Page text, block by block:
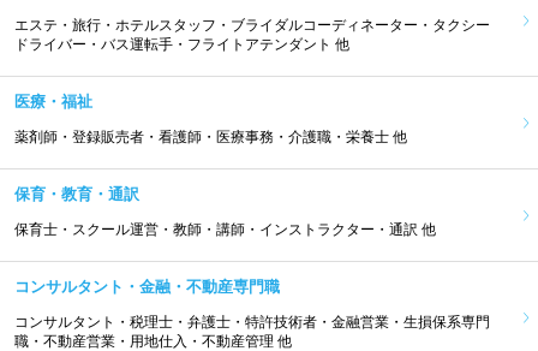
エステ・旅行・ホテルスタッフ・ブライダルコーディネーター・タクシー
ドライバー・バス運転手・フライトアテンダント 他
医療・福祉
薬剤師・登録販売者・看護師・医療事務・介護職・栄養士 他
保育・教育・通訳
保育士・スクール運営・教師・講師・インストラクター・通訳 他
コンサルタント・金融・不動産専門職
コンサルタント・税理士・弁護士・特許技術者・金融営業・生損保系専門
職・不動産営業・用地仕入・不動産管理 他